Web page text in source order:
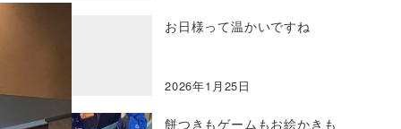
お日様って温かいですね
2026年1月25日
餅つきもゲームもお絵かきも